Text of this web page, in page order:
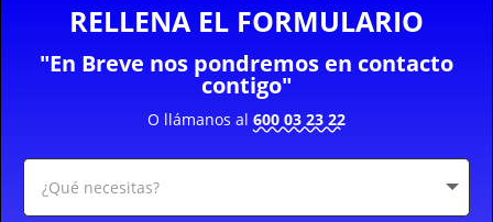
RELLENA EL FORMULARIO
"En Breve nos pondremos en contacto
contigo"
O llámanos al 600 03 23 22